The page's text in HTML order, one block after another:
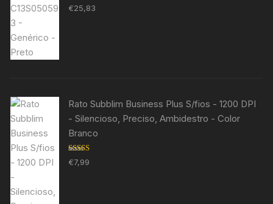
Avaliação
5.00de 5
€25,83
Rato Subblim Business Plus S/fios - 1200 DPI
- Silencioso, Preciso, Ambidestro - Color
Branco
Avaliação
5.00de 5
€7,99